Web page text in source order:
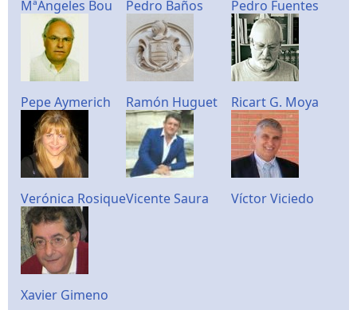
MªÁngeles Bou Pedro Baños Pedro Fuentes
Pepe Aymerich Ramón Huguet Ricart G. Moya
Verónica RosiqueVicente Saura Víctor Viciedo
Xavier Gimeno